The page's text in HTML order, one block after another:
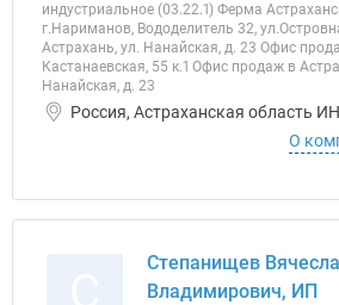
индустриальное (03.22.1) Ферма
г.Нариманов, Вододелитель 32,
Астрахань, ул. Нанайская, д. 23 Офис
Кастанаевская, 55 к.1 Офис продаж в
Нанайская, д. 23
Россия, Астраханская область
О
Степанищев
Владимирович, ИП